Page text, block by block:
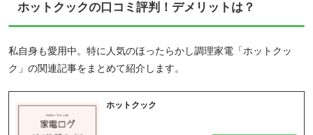
ホットクックの口コミ評判！デメリットは？
私自身も愛用中。特に人気のほったらかし調理家電「ホットクッ
ク」の関連記事をまとめて紹介します。
ホットクック